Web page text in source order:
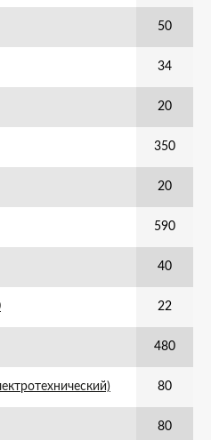
50
34
20
350
20
590
40
22
480
80
80